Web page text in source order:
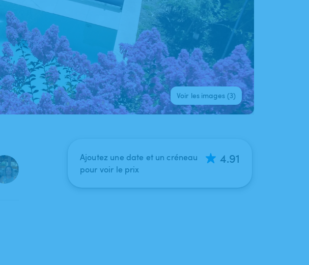
Voir les images (3)
Ajoutez une date et un créneau
pour voir le prix
4.91